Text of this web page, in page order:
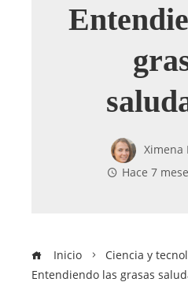
Ximena
Hace 7
Inicio
Ciencia y
Entendiendo las grasas